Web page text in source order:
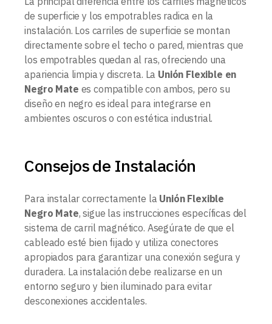
de superficie y los empotrables radica en la
instalación. Los carriles de superficie se montan
directamente sobre el techo o pared, mientras que
los empotrables quedan al ras, ofreciendo una
apariencia limpia y discreta. La Unión Flexible en
Negro Mate es compatible con ambos, pero su
diseño en negro es ideal para integrarse en
ambientes oscuros o con estética industrial.
Consejos de Instalación
Para instalar correctamente la Unión Flexible
Negro Mate, sigue las instrucciones específicas del
sistema de carril magnético. Asegúrate de que el
cableado esté bien fijado y utiliza conectores
apropiados para garantizar una conexión segura y
duradera. La instalación debe realizarse en un
entorno seguro y bien iluminado para evitar
desconexiones accidentales.